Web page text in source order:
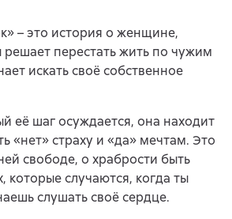
– это история о женщине,
перестать жить по чужим
искать своё собственное
её шаг осуждается, она находит
«нет» страху и «да» мечтам. Это
свободе, о храбрости быть
которые случаются, когда ты
слушать своё сердце.